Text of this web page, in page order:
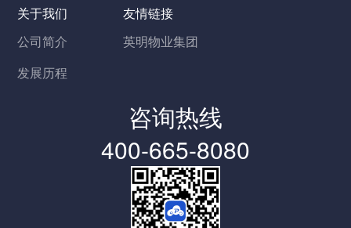
关于我们
公司简介
发展历程
友情链接
英明物业集团
咨询热线
400-665-8080